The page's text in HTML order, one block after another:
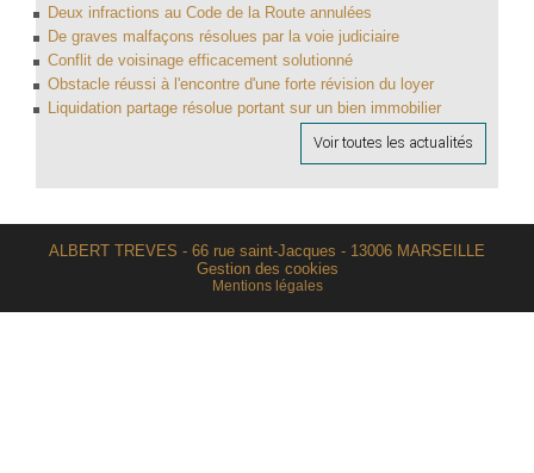
Deux infractions au Code de la Route annulées
De graves malfaçons résolues par la voie judiciaire
Conflit de voisinage efficacement solutionné
Obstacle réussi à l'encontre d'une forte révision du loyer
Liquidation partage résolue portant sur un bien immobilier
Voir toutes les actualités
ALBERT TREVES - 66 rue saint-Jacques - 13006 MARSEILLE
Gestion des cookies
Mentions légales